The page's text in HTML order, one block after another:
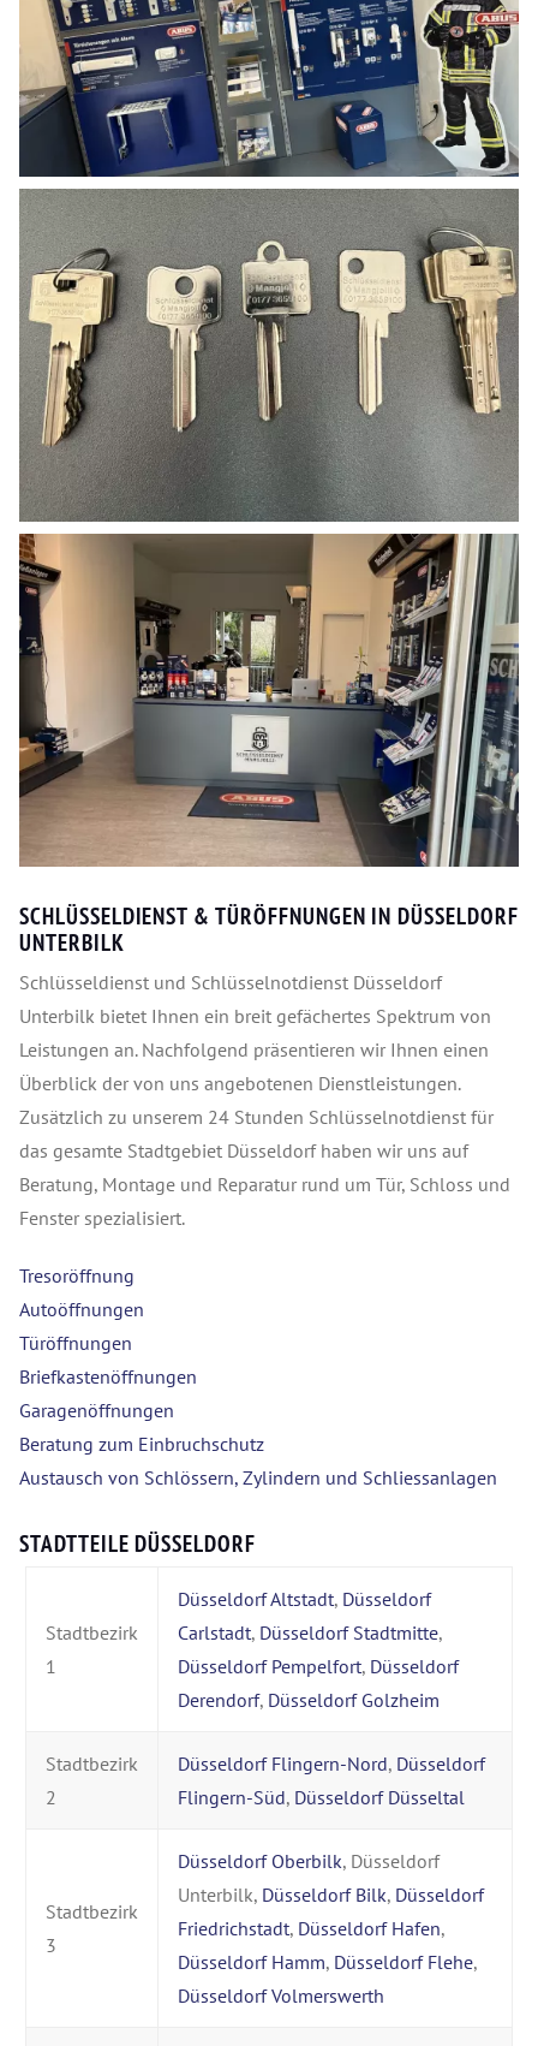
SCHLÜSSELDIENST & TÜRÖFFNUNGEN IN DÜSSELDORF
UNTERBILK
Schlüsseldienst und Schlüsselnotdienst Düsseldorf
Unterbilk bietet Ihnen ein breit gefächertes Spektrum von
Leistungen an. Nachfolgend präsentieren wir Ihnen einen
Überblick der von uns angebotenen Dienstleistungen.
Zusätzlich zu unserem 24 Stunden Schlüsselnotdienst für
das gesamte Stadtgebiet Düsseldorf haben wir uns auf
Beratung, Montage und Reparatur rund um Tür, Schloss und
Fenster spezialisiert.
Tresoröffnung
Autoöffnungen
Türöffnungen
Briefkastenöffnungen
Garagenöffnungen
Beratung zum Einbruchschutz
Austausch von Schlössern, Zylindern und Schliessanlagen
STADTTEILE DÜSSELDORF
Stadtbezirk
1
Düsseldorf Altstadt, Düsseldorf
Carlstadt, Düsseldorf Stadtmitte,
Düsseldorf Pempelfort, Düsseldorf
Derendorf, Düsseldorf Golzheim
Stadtbezirk
2
Düsseldorf Flingern-Nord, Düsseldorf
Flingern-Süd, Düsseldorf Düsseltal
Stadtbezirk
3
Düsseldorf Oberbilk, Düsseldorf
Unterbilk, Düsseldorf Bilk, Düsseldorf
Friedrichstadt, Düsseldorf Hafen,
Düsseldorf Hamm, Düsseldorf Flehe,
Düsseldorf Volmerswerth